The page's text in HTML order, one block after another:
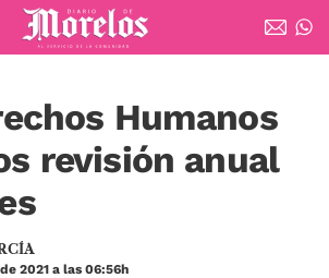
de Morelos
Humanos
revisión anual
2021 a las 06:56h